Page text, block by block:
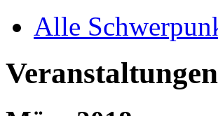
Alle
Veranstaltungen